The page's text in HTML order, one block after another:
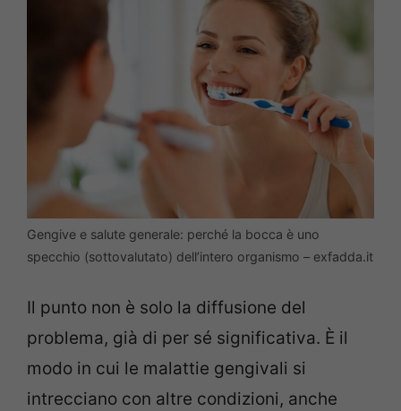
Gengive e salute generale: perché la bocca è uno
specchio (sottovalutato) dell’intero organismo – exfadda.it
Il punto non è solo la diffusione del
problema, già di per sé significativa. È il
modo in cui le malattie gengivali si
intrecciano con altre condizioni, anche